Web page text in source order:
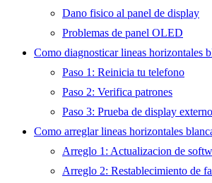
Dano fisico al panel de display
Problemas de panel OLED
Como diagnosticar lineas horizontales
Paso 1: Reinicia tu telefono
Paso 2: Verifica patrones
Paso 3: Prueba de display externo
Como arreglar lineas horizontales
Arreglo 1: Actualizacion de
Arreglo 2: Restablecimiento de